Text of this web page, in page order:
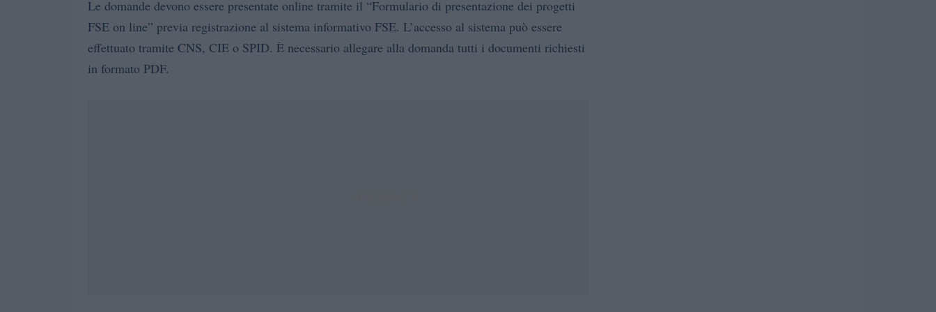
Le domande devono essere presentate online tramite il “Formulario di presentazione dei progetti
FSE on line” previa registrazione al sistema informativo FSE. L’accesso al sistema può essere
effettuato tramite CNS, CIE o SPID. È necessario allegare alla domanda tutti i documenti richiesti
in formato PDF.